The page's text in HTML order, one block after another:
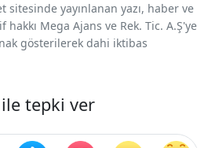
yayınlanan yazı, haber ve
Mega Ajans ve Rek. Tic. A.Ş'ye
gösterilerek dahi iktibas
tepki ver